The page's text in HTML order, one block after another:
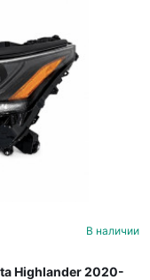
В наличии
Highlander 2020-